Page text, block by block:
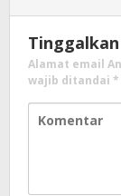
Alamat email
wajib ditandai *